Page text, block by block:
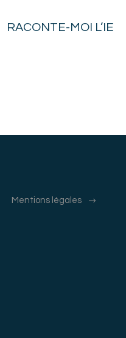
RACONTE-MOI L’IE
Mentions légales